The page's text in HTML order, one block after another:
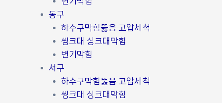
동구
하수구막힘뚫음 고압세척
씽크대 싱크대막힘
변기막힘
서구
하수구막힘뚫음 고압세척
씽크대 싱크대막힘